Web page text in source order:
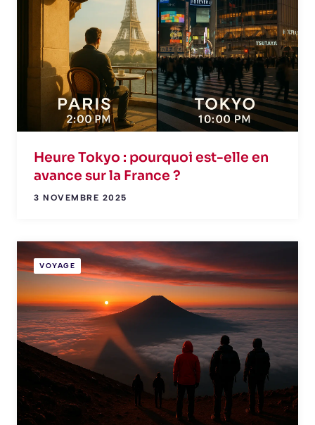
Heure Tokyo : pourquoi est-elle en
avance sur la France ?
3 NOVEMBRE 2025
VOYAGE